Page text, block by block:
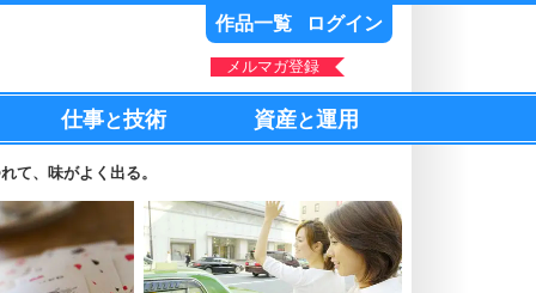
作品一覧 ログイン
メルマガ登録
仕事と技術 資産と運用
て、味がよく出る。